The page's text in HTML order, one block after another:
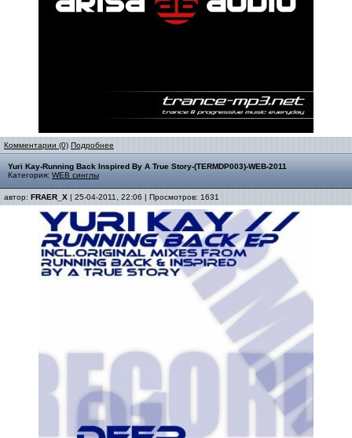
Комментарии (0) Подробнее
Yuri Kay-Running Back Inspired By A True Story-(TERMDP003)-WEB-2011
Категория: WEB синглы
автор: FRAER_X | 25-04-2011, 22:06 | Просмотров: 1631